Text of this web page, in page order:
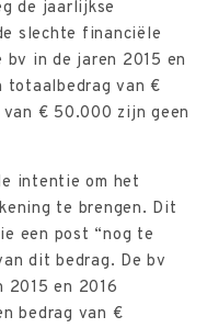
de jaarlijkse
slechte financiële
in de jaren 2015 en
totaalbedrag van €
€ 50.000 zijn geen
intentie om het
te brengen. Dit
een post “nog te
dit bedrag. De bv
2015 en 2016
bedrag van €